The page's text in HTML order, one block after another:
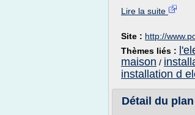
Lire la suite
Site : http://
Thèmes liés :
maison /
installation d
Détail du